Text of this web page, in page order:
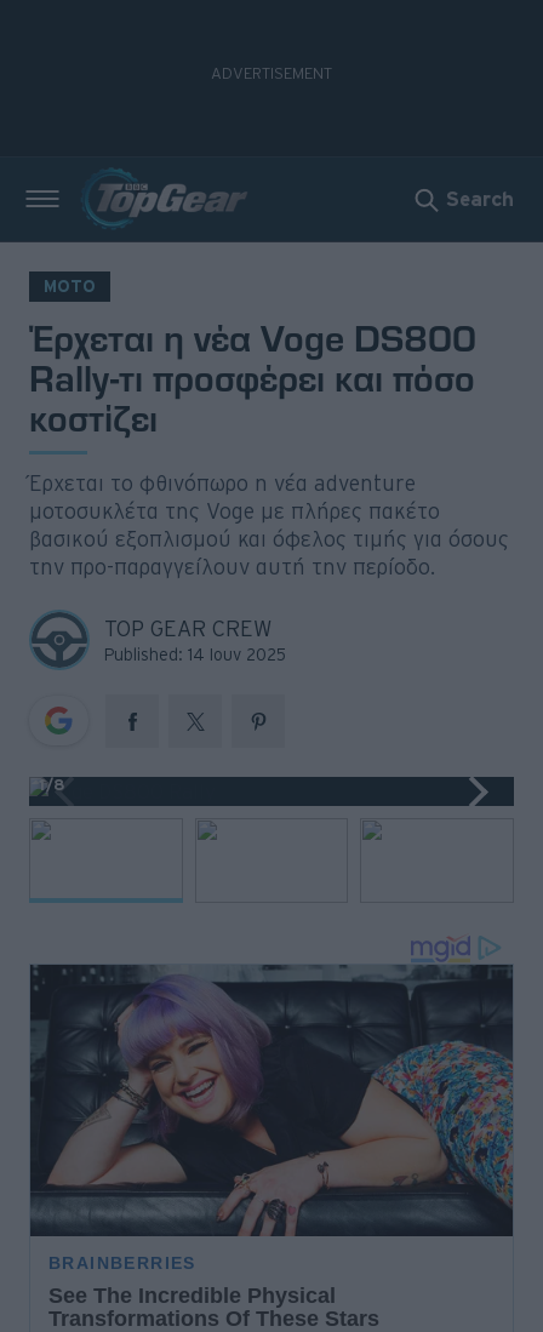
Search
MOTO
Έρχεται η νέα Voge DS800
Rally-τι προσφέρει και πόσο
κοστίζει
Έρχεται το φθινόπωρο η νέα adventure
μοτοσυκλέτα της Voge με πλήρες πακέτο
βασικού εξοπλισμού και όφελος τιμής για όσους
την προ-παραγγείλουν αυτή την περίοδο.
TOP GEAR CREW
Published: 14 Ιουν 2025
1/8
Νέα
Δοκιμές
Electric
Motorsport
Viral
Retro
Moto
Gaming
Συνεντεύξεις